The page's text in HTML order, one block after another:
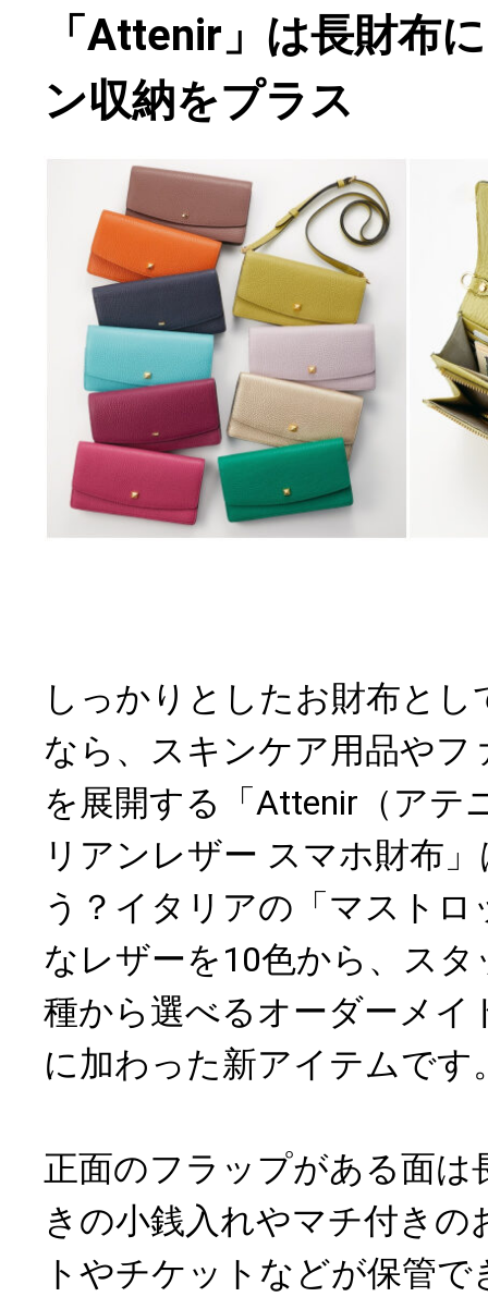
「Attenir」は長財布
ン収納をプラス
しっかりとしたお財布と
なら、スキンケア用品や
を展開する「Attenir（アテ
リアンレザー スマホ財布
う？イタリアの「マストロ
なレザーを10色から、ス
種から選べるオーダーメイ
に加わった新アイテムです
正面のフラップがある面は
きの小銭入れやマチ付きの
トやチケットなどが保管